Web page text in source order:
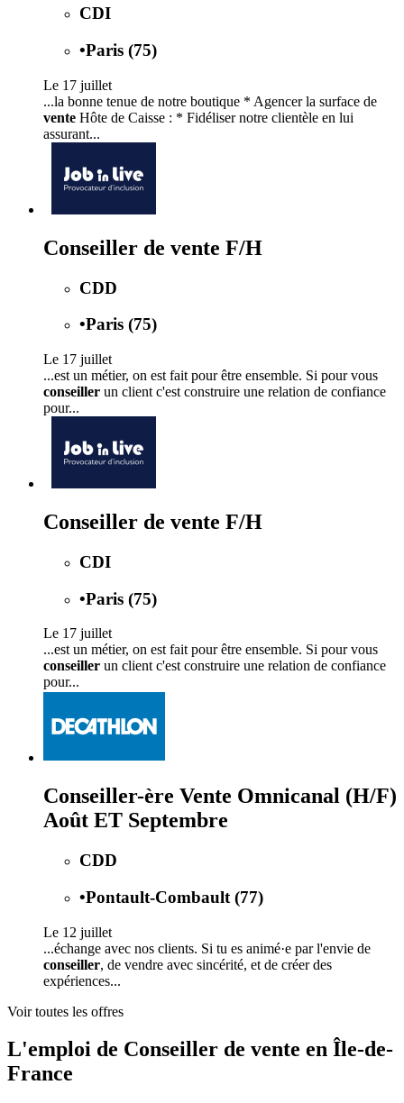
CDI
•Paris (75)
Le 17 juillet
...la bonne tenue de notre boutique * Agencer la surface de
vente Hôte de Caisse : * Fidéliser notre clientèle en lui
assurant...
Conseiller de vente F/H
CDD
•Paris (75)
Le 17 juillet
...est un métier, on est fait pour être ensemble. Si pour vous
conseiller un client c'est construire une relation de confiance
pour...
Conseiller de vente F/H
CDI
•Paris (75)
Le 17 juillet
...est un métier, on est fait pour être ensemble. Si pour vous
conseiller un client c'est construire une relation de confiance
pour...
Conseiller-ère Vente Omnicanal (H/F)
Août ET Septembre
CDD
•Pontault-Combault (77)
Le 12 juillet
...échange avec nos clients. Si tu es animé·e par l'envie de
conseiller, de vendre avec sincérité, et de créer des
expériences...
Voir toutes les offres
L'emploi de Conseiller de vente en Île-de-
France